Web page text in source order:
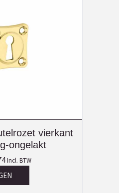
vierkant
ongelakt
Incl. BTW